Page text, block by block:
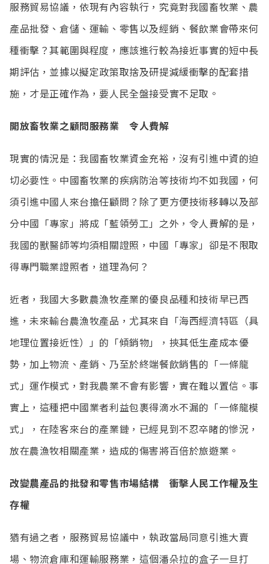
服務貿易協議，依現有內容執行，究竟對我國畜牧業、農
產品批發、倉儲、運輸、零售以及經銷、餐飲業會帶來何
種衝擊？其範圍與程度，應該進行較為接近事實的短中長
期評估，並據以擬定政策取捨及研提減緩衝擊的配套措
施，才是正確作為，要人民全盤接受實不足取。
開放畜牧業之顧問服務業 令人費解
現實的情況是：我國畜牧業資金充裕，沒有引進中資的迫
切必要性。中國畜牧業的疾病防治等技術均不如我國，何
須引進中國人來台擔任顧問？除了更方便技術移轉以及部
分中國「專家」將成「藍領勞工」之外，令人費解的是，
我國的獸醫師等均須相關證照，中國「專家」卻是不限取
得專門職業證照者，道理為何？
近者，我國大多數農漁牧產業的優良品種和技術早已西
進，未來輸台農漁牧產品，尤其來自「海西經濟特區（具
地理位置接近性）」的「傾銷物」，挾其低生產成本優
勢，加上物流、產銷、乃至於終端餐飲銷售的「一條龍
式」運作模式，對我農業不會有影響，實在難以置信。事
實上，這種把中國業者利益包裹得滴水不漏的「一條龍模
式」，在陸客來台的產業鏈，已經見到不忍卒睹的慘況，
放在農漁牧相關產業，造成的傷害將百倍於旅遊業。
改變農產品的批發和零售市場結構 衝擊人民工作權及生
存權
猶有過之者，服務貿易協議中，執政當局同意引進大賣
場、物流倉庫和運輸服務業，這個潘朵拉的盒子一旦打